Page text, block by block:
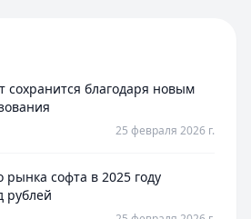
сохранится благодаря новым
25 февраля 2026 г.
софта в 2025 году
рублей